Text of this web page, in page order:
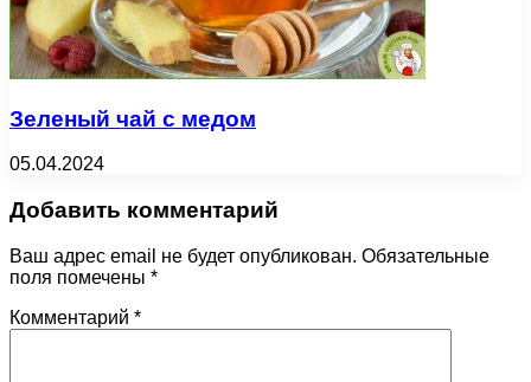
Зеленый чай с медом
05.04.2024
Добавить комментарий
Ваш адрес email не будет опубликован. Обязательные
поля помечены *
Комментарий *